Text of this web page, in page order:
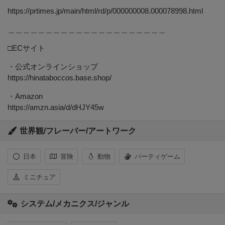
https://prtimes.jp/main/html/rd/p/000000008.000078998.html
□ECサイト
・公式オンラインショップ
https://hinataboccos.base.shop/
・Amazon
https://amzn.asia/d/dHJY45w
世界観/フレーバー/アートワーク
日本 冒険 動物 パーティゲーム
ミニチュア
システム/メカニクス/ジャンル